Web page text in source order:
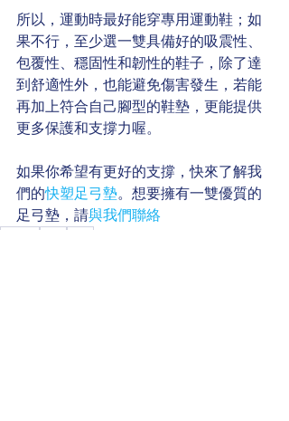
所以，運動時最好能穿專用運動鞋；如
果不行，至少選一雙具備好的吸震性、
包覆性、穩固性和韌性的鞋子，除了達
到舒適性外，也能避免傷害發生，若能
再加上符合自己腳型的鞋墊，更能提供
更多保護和支撐力喔。
如果你希望有更好的支撐，快來了解我
們的快塑足弓墊。想要擁有一雙優質的
足弓墊，請與我們聯絡